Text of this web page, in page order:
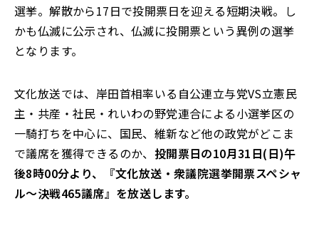
選挙。解散から17日で投開票日を迎える短期決戦。し
かも仏滅に公示され、仏滅に投開票という異例の選挙
となります。
文化放送では、岸田首相率いる自公連立与党VS立憲民
主・共産・社民・れいわの野党連合による小選挙区の
一騎打ちを中心に、国民、維新など他の政党がどこま
で議席を獲得できるのか、 投開票日の10月31日(日)午
後8時00分より、『文化放送・衆議院選挙開票スペシャ
ル～決戦465議席』を放送します。